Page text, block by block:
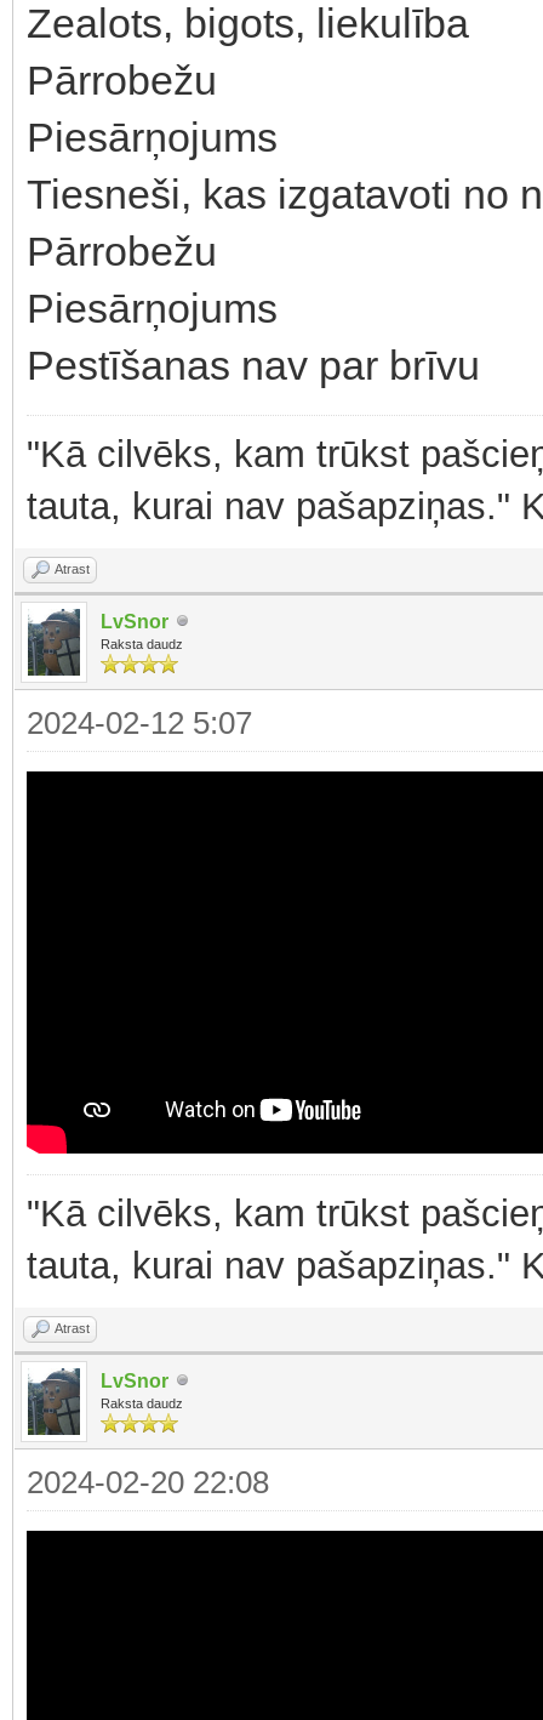
Zealots, bigots, liekulība
Pārrobežu
Piesārņojums
Tiesneši, kas izgatavoti no
Pārrobežu
Piesārņojums
Pestīšanas nav par brīvu
"Kā cilvēks, kam trūkst
tauta, kurai nav pašapziņas."
Atrast
LvSnor
Raksta daudz
2024-02-12 5:07
"Kā cilvēks, kam trūkst
tauta, kurai nav pašapziņas."
Atrast
LvSnor
Raksta daudz
2024-02-20 22:08